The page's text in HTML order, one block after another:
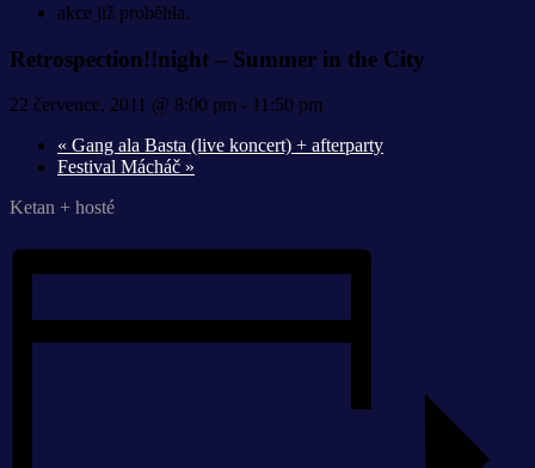
akce již proběhla.
Retrospection!!night – Summer in the City
22 července, 2011 @ 8:00 pm - 11:50 pm
« Gang ala Basta (live koncert) + afterparty
Festival Mácháč »
Ketan + hosté